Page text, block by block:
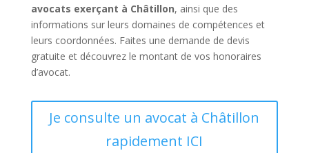
avocats exerçant à Châtillon, ainsi que des
informations sur leurs domaines de compétences et
leurs coordonnées. Faites une demande de devis
gratuite et découvrez le montant de vos honoraires
d’avocat.
Je consulte un avocat à Châtillon
rapidement ICI